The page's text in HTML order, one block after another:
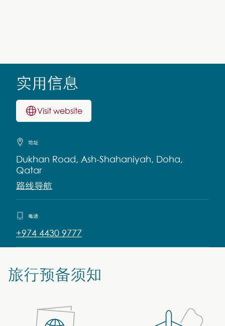
实用信息
Visit website
地址
Dukhan Road, Ash-Shahaniyah, Doha,
Qatar
路线导航
电话
+974 4430 9777
旅行预备须知